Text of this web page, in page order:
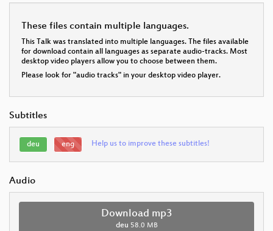
These files contain multiple languages.
This Talk was translated into multiple languages. The files available
for download contain all languages as separate audio-tracks. Most
desktop video players allow you to choose between them.
Please look for "audio tracks" in your desktop video player.
Subtitles
deu eng Help us to improve these subtitles!
Audio
Download mp3
deu 58.0 MB